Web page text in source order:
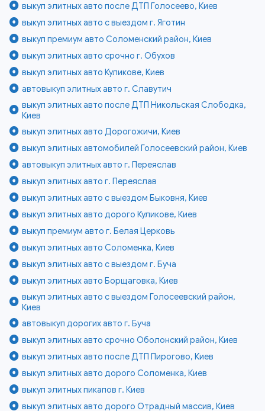
выкуп элитных авто после ДТП Голосеево, Киев
выкуп элитных авто с выездом г. Яготин
выкуп премиум авто Соломенский район, Киев
выкуп элитных авто срочно г. Обухов
выкуп элитных авто Куликове, Киев
автовыкуп элитных авто г. Славутич
выкуп элитных авто после ДТП Никольская Слободка,
Киев
выкуп элитных авто Дорогожичи, Киев
выкуп элитных автомобилей Голосеевский район, Киев
автовыкуп элитных авто г. Переяслав
выкуп элитных авто г. Переяслав
выкуп элитных авто с выездом Быковня, Киев
выкуп элитных авто дорого Куликове, Киев
выкуп премиум авто г. Белая Церковь
выкуп элитных авто Соломенка, Киев
выкуп элитных авто с выездом г. Буча
выкуп элитных авто Борщаговка, Киев
выкуп элитных авто с выездом Голосеевский район,
Киев
автовыкуп дорогих авто г. Буча
выкуп элитных авто срочно Оболонский район, Киев
выкуп элитных авто после ДТП Пирогово, Киев
выкуп элитных авто дорого Соломенка, Киев
выкуп элитных пикапов г. Киев
выкуп элитных авто дорого Отрадный массив, Киев